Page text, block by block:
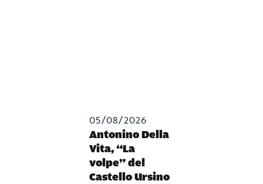
05/08/2026
Antonino Della
Vita, “La
volpe” del
Castello Ursino